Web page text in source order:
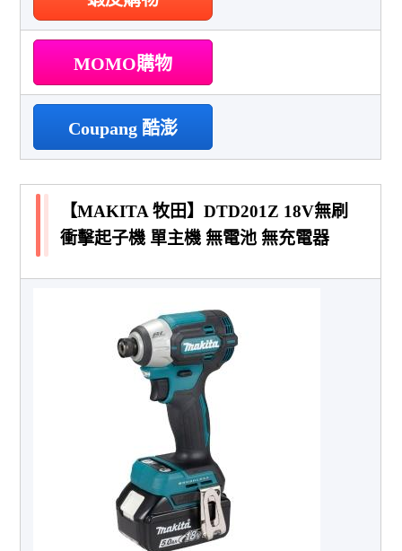
MOMO購物
Coupang 酷澎
【MAKITA 牧田】DTD201Z 18V無刷
衝擊起子機 單主機 無電池 無充電器